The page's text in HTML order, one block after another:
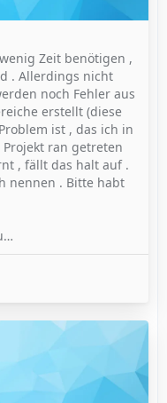
Zeit benötigen ,
. Allerdings nicht
noch Fehler aus
erstellt (diese
ist , das ich in
ran getreten
, fällt das halt auf .
nennen . Bitte habt